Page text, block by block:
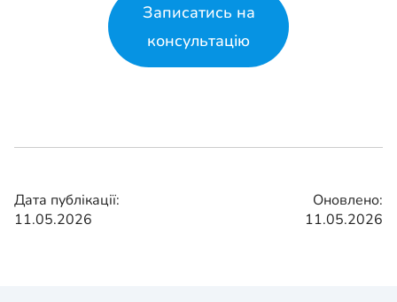
Записатись на
консультацію
Дата публікації:
11.05.2026
Оновлено:
11.05.2026